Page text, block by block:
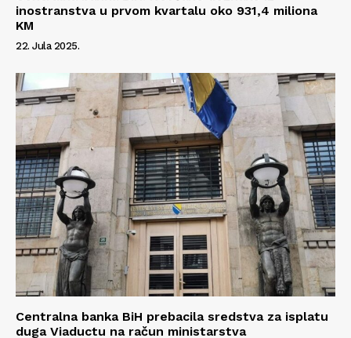
inostranstva u prvom kvartalu oko 931,4 miliona
KM
22. Jula 2025.
Centralna banka BiH prebacila sredstva za isplatu
duga Viaductu na račun ministarstva